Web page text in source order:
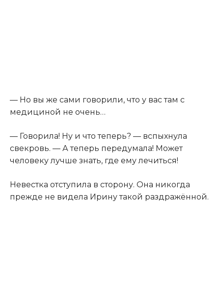
— Но вы же сами говорили, что у вас там с
медициной не очень…
— Говорила! Ну и что теперь? — вспыхнула
свекровь. — А теперь передумала! Может
человеку лучше знать, где ему лечиться!
Невестка отступила в сторону. Она никогда
прежде не видела Ирину такой раздражённой.